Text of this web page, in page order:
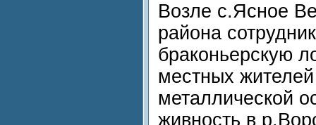
Возле с.Ясное
района
браконьерскую
местных
металлической
живность в